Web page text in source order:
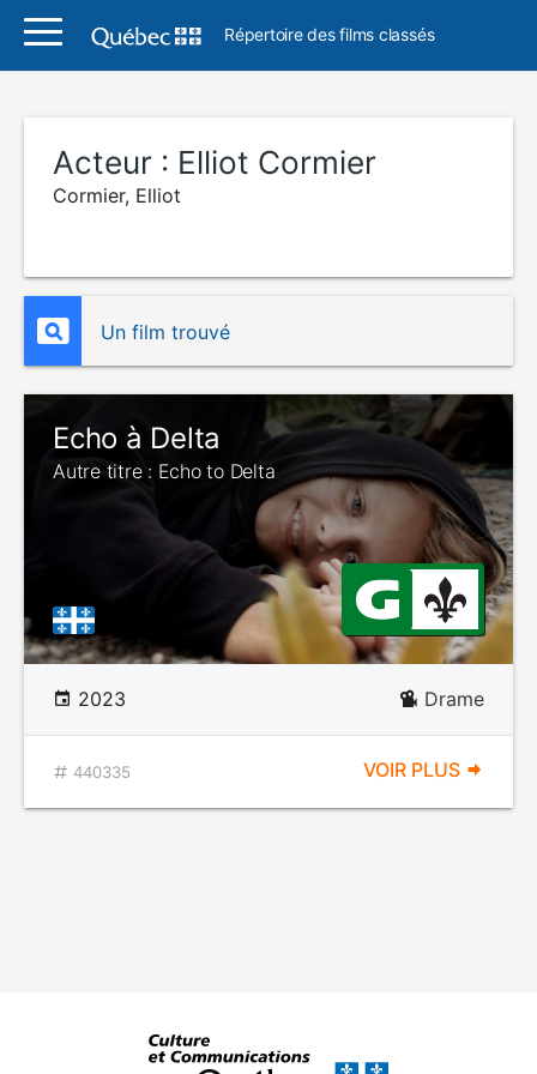
Répertoire des films classés
Acteur : Elliot Cormier
Cormier, Elliot
Un film trouvé
Echo à Delta
Autre titre : Echo to Delta
2023 Drame
440335 VOIR PLUS